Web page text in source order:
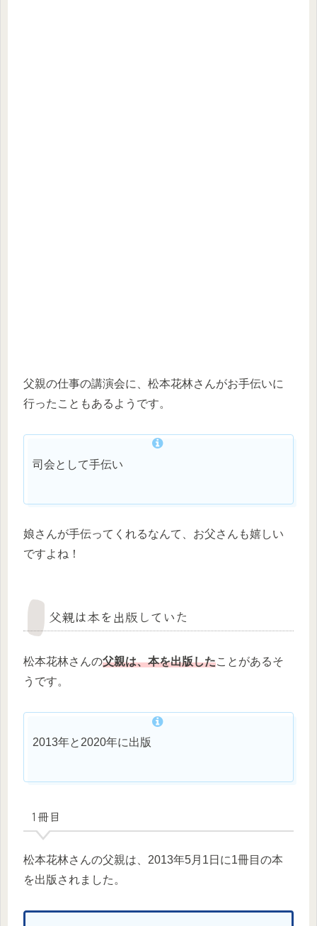
父親の仕事の講演会に、松本花林さんがお手伝いに
行ったこともあるようです。
司会として手伝い
娘さんが手伝ってくれるなんて、お父さんも嬉しい
ですよね！
父親は本を出版していた
松本花林さんの父親は、本を出版したことがあるそ
うです。
2013年と2020年に出版
1冊目
松本花林さんの父親は、2013年5月1日に1冊目の本
を出版されました。